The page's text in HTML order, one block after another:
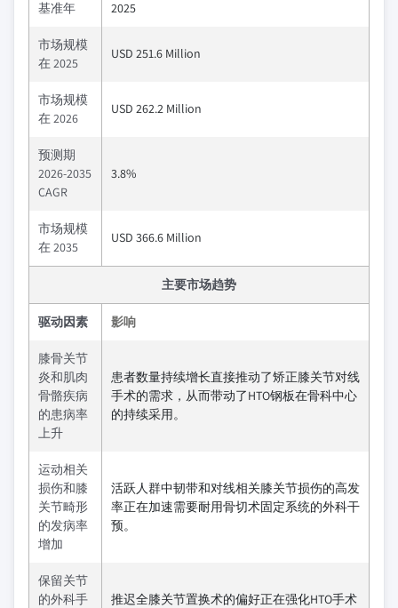
基准年 2025
市场规模
在 2025
USD 251.6 Million
市场规模
在 2026
USD 262.2 Million
预测期
2026-2035
CAGR
3.8%
市场规模
在 2035
USD 366.6 Million
主要市场趋势
驱动因素 影响
膝骨关节
炎和肌肉
骨骼疾病
的患病率
上升
患者数量持续增长直接推动了矫正膝关节对线
手术的需求，从而带动了HTO钢板在骨科中心
的持续采用。
运动相关
损伤和膝
关节畸形
的发病率
增加
活跃人群中韧带和对线相关膝关节损伤的高发
率正在加速需要耐用骨切术固定系统的外科干
预。
保留关节
的外科手
推迟全膝关节置换术的偏好正在强化HTO手术